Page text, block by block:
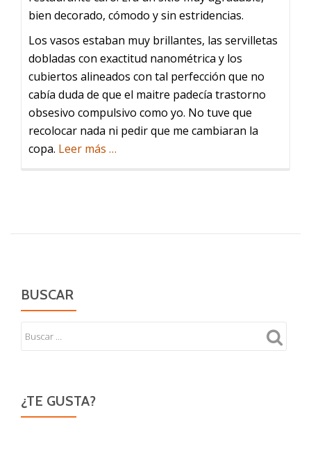
bien decorado, cómodo y sin estridencias.
Los vasos estaban muy brillantes, las servilletas
dobladas con exactitud nanométrica y los
cubiertos alineados con tal perfección que no
cabía duda de que el maitre padecía trastorno
obsesivo compulsivo como yo. No tuve que
recolocar nada ni pedir que me cambiaran la
copa. Leer más acerca
…
BUSCAR
¿TE GUSTA?